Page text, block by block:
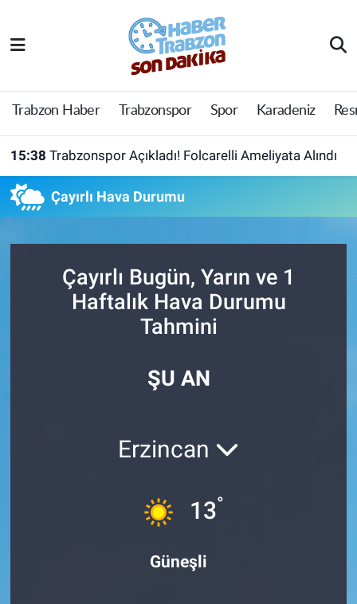
Trabzon Haber Trabzonspor Spor Karadeniz
15:38 Trabzonspor Açıkladı! Folcarelli Ameliyata Alındı
Çayırlı Hava Durumu
Çayırlı Bugün, Yarın ve 1
Haftalık Hava Durumu
Tahmini
ŞU AN
Erzincan
13°
Güneşli
Trabzon Haber
Trabzonspor
Perde Arkası
Trabzon Nöbetçi Eczaneler
Trabzon Hava Durumu
Tüm Manşetler
Son Dakika Haberleri